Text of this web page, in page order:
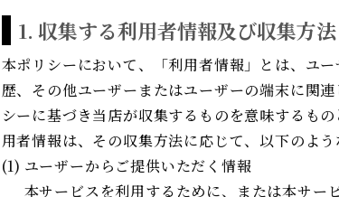
1. 収集する利用者情報及び収集方法
本ポリシーにおいて、「利用者情報」とは、ユ
歴、その他ユーザーまたはユーザーの端末に関
シーに基づき当店が収集するものを意味するも
用者情報は、その収集方法に応じて、以下のよう
(1) ユーザーからご提供いただく情報
本サービスを利用するために、または本サー